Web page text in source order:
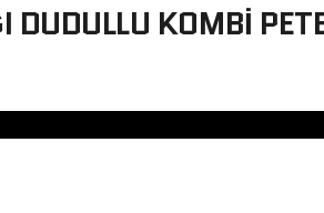
DUDULLU KOMBI